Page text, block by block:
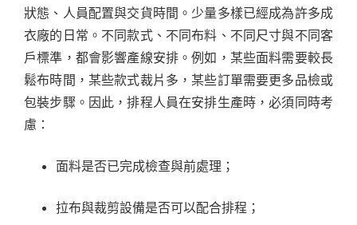
狀態、人員配置與交貨時間。少量多樣已經成為許多成
衣廠的日常。不同款式、不同布料、不同尺寸與不同客
戶標準，都會影響產線安排。例如，某些面料需要較長
鬆布時間，某些款式裁片多，某些訂單需要更多品檢或
包裝步驟。因此，排程人員在安排生產時，必須同時考
慮：
面料是否已完成檢查與前處理；
拉布與裁剪設備是否可以配合排程；